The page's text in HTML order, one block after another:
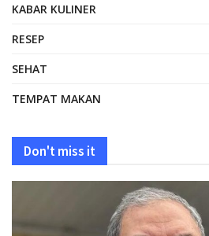
KABAR KULINER
RESEP
SEHAT
TEMPAT MAKAN
Don't miss it